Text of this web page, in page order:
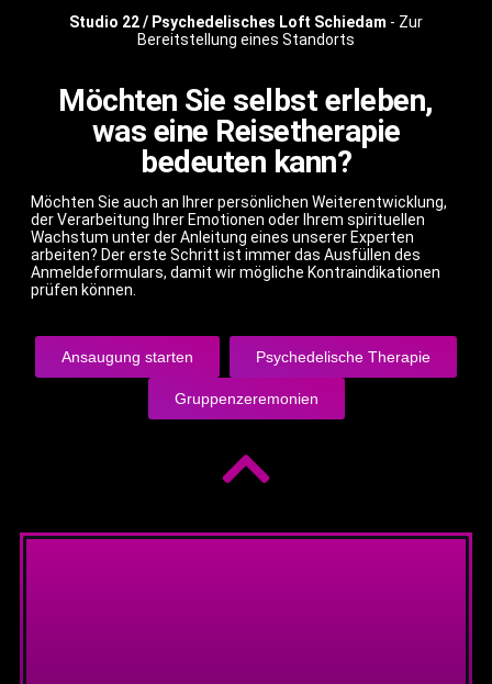
Studio 22 / Psychedelisches Loft Schiedam - Zur
Bereitstellung eines Standorts
Möchten Sie selbst erleben,
was eine Reisetherapie
bedeuten kann?
Möchten Sie auch an Ihrer persönlichen Weiterentwicklung,
der Verarbeitung Ihrer Emotionen oder Ihrem spirituellen
Wachstum unter der Anleitung eines unserer Experten
arbeiten? Der erste Schritt ist immer das Ausfüllen des
Anmeldeformulars, damit wir mögliche Kontraindikationen
prüfen können.
Ansaugung starten Psychedelische Therapie
Gruppenzeremonien